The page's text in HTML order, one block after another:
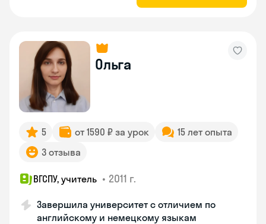
Ольга
5 от 1590 ₽ за урок
15 лет опыта
3 отзыва
ВГСПУ, учитель • 2011 г.
Завершила университет с отличием по
английскому и немецкому языкам